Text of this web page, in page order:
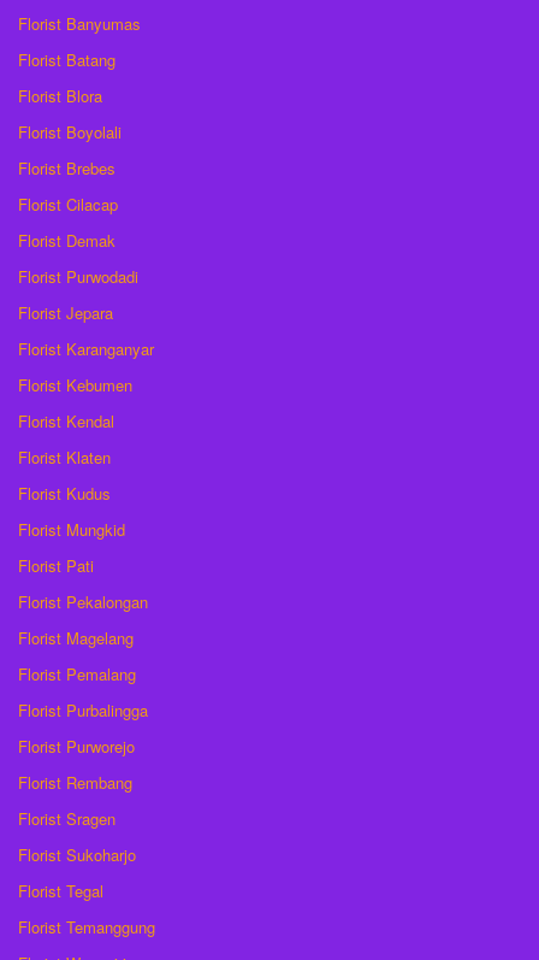
Florist Banyumas
Florist Batang
Florist Blora
Florist Boyolali
Florist Brebes
Florist Cilacap
Florist Demak
Florist Purwodadi
Florist Jepara
Florist Karanganyar
Florist Kebumen
Florist Kendal
Florist Klaten
Florist Kudus
Florist Mungkid
Florist Pati
Florist Pekalongan
Florist Magelang
Florist Pemalang
Florist Purbalingga
Florist Purworejo
Florist Rembang
Florist Sragen
Florist Sukoharjo
Florist Tegal
Florist Temanggung